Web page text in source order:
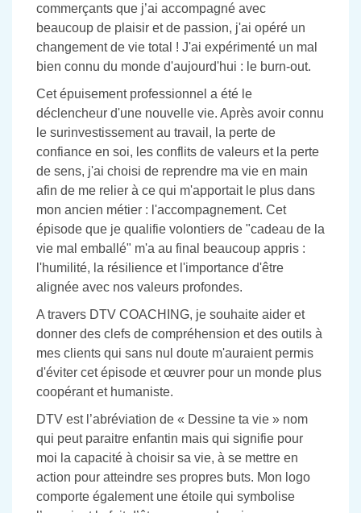
commerçants que j’ai accompagné avec
beaucoup de plaisir et de passion, j'ai opéré un
changement de vie total ! J'ai expérimenté un mal
bien connu du monde d'aujourd'hui : le burn-out.
Cet épuisement professionnel a été le
déclencheur d'une nouvelle vie. Après avoir connu
le surinvestissement au travail, la perte de
confiance en soi, les conflits de valeurs et la perte
de sens, j'ai choisi de reprendre ma vie en main
afin de me relier à ce qui m'apportait le plus dans
mon ancien métier : l'accompagnement. Cet
épisode que je qualifie volontiers de "cadeau de la
vie mal emballé" m'a au final beaucoup appris :
l'humilité, la résilience et l'importance d'être
alignée avec nos valeurs profondes.
A travers DTV COACHING, je souhaite aider et
donner des clefs de compréhension et des outils à
mes clients qui sans nul doute m'auraient permis
d'éviter cet épisode et œuvrer pour un monde plus
coopérant et humaniste.
DTV est l’abréviation de « Dessine ta vie » nom
qui peut paraitre enfantin mais qui signifie pour
moi la capacité à choisir sa vie, à se mettre en
action pour atteindre ses propres buts. Mon logo
comporte également une étoile qui symbolise